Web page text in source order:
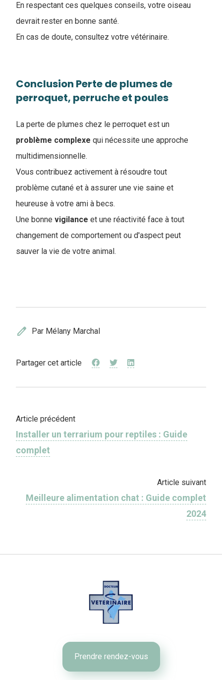
En respectant ces quelques conseils, votre oiseau
devrait rester en bonne santé.
En cas de doute, consultez votre vétérinaire.
Conclusion Perte de plumes de
perroquet, perruche et poules
La perte de plumes chez le perroquet est un
problème complexe qui nécessite une approche
multidimensionnelle.
Vous contribuez activement à résoudre tout
problème cutané et à assurer une vie saine et
heureuse à votre ami à becs.
Une bonne vigilance et une réactivité face à tout
changement de comportement ou d'aspect peut
sauver la vie de votre animal.
edit Par Mélany Marchal
Partager cet article
Article précédent
Installer un terrarium pour reptiles : Guide
complet
Article suivant
Meilleure alimentation chat : Guide complet
2024
Prendre rendez-vous